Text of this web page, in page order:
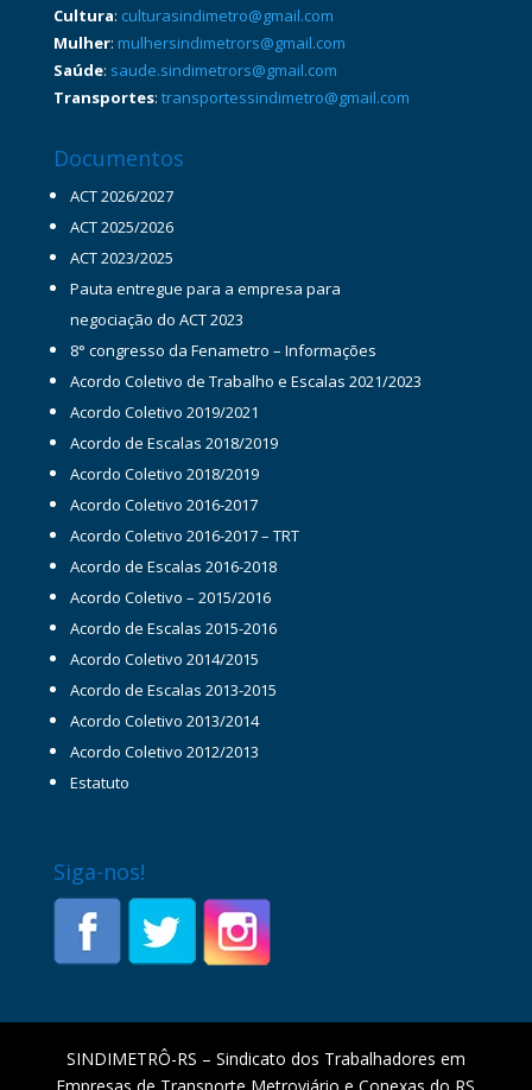
Cultura: culturasindimetro@gmail.com
Mulher: mulhersindimetrors@gmail.com
Saúde: saude.sindimetrors@gmail.com
Transportes: transportessindimetro@gmail.com
Documentos
ACT 2026/2027
ACT 2025/2026
ACT 2023/2025
Pauta entregue para a empresa para
negociação do ACT 2023
8° congresso da Fenametro – Informações
Acordo Coletivo de Trabalho e Escalas 2021/2023
Acordo Coletivo 2019/2021
Acordo de Escalas 2018/2019
Acordo Coletivo 2018/2019
Acordo Coletivo 2016-2017
Acordo Coletivo 2016-2017 – TRT
Acordo de Escalas 2016-2018
Acordo Coletivo – 2015/2016
Acordo de Escalas 2015-2016
Acordo Coletivo 2014/2015
Acordo de Escalas 2013-2015
Acordo Coletivo 2013/2014
Acordo Coletivo 2012/2013
Estatuto
Siga-nos!
SINDIMETRÔ-RS – Sindicato dos Trabalhadores em